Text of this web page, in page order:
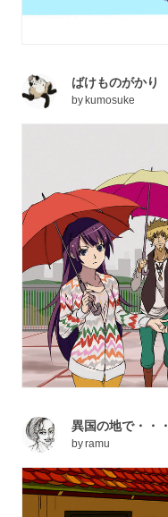
ばけものがかり
by kumosuke
異国の地で・・・
byramu